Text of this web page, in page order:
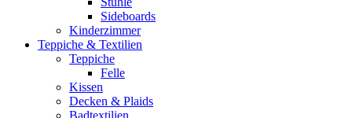
Sideboards
Kinderzimmer
Teppiche & Textilien
Teppiche
Felle
Kissen
Decken & Plaids
Badtextilien